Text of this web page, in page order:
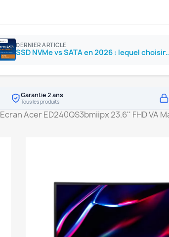
DERNIER ARTICLE
SSD NVMe vs
Garantie 2 ans
Tous les produits
Ecran Acer ED240QS3bmiipx 23.6'' FHD VA